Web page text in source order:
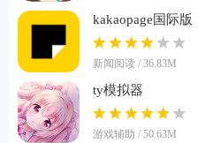
kakaopage国际版
新闻阅读 / 36.83M
ty模拟器
游戏辅助 / 50.63M